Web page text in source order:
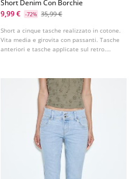
Short Denim Con Borchie
9,99 €
-72% 35,99 €
Short a cinque tasche realizzato in cotone.
Vita media e girovita con passanti. Tasche
anteriori e tasche applicate sul retro.